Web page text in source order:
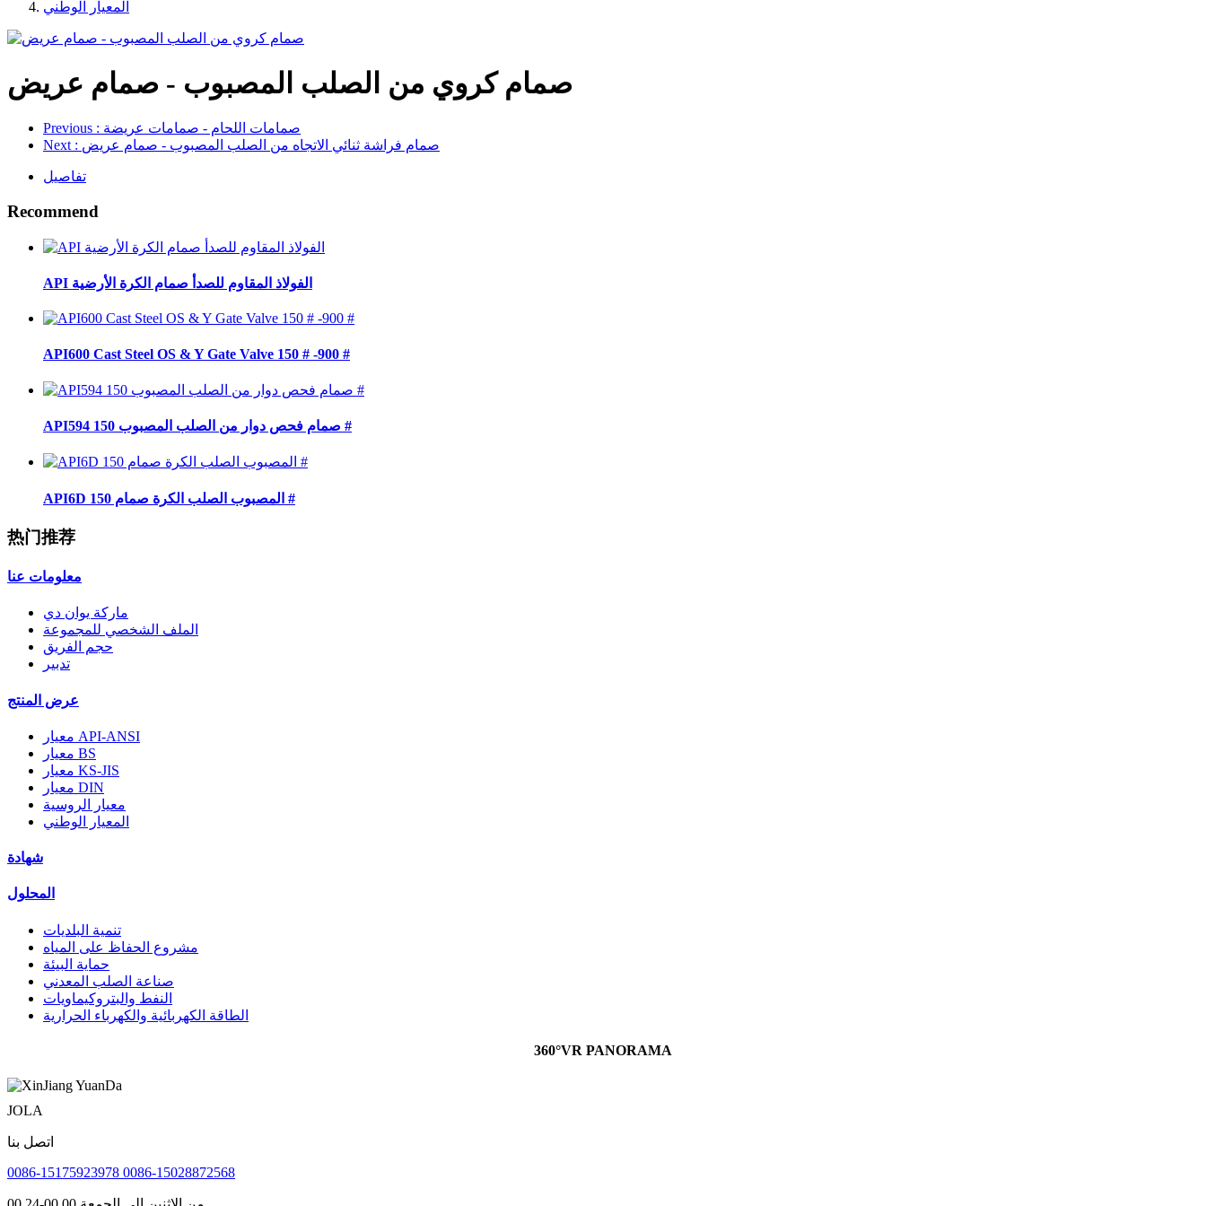
المعيار الوطني
صمام كروي من الصلب المصبوب - صمام عريض
Previous
: صمامات اللحام - صمامات عريضة
Next
: صمام فراشة ثنائي الاتجاه من الصلب المصبوب - صمام عريض
تفاصيل
Recommend
API الفولاذ المقاوم للصدأ صمام الكرة الأرضية
API600 Cast Steel OS & Y Gate Valve 150 # -900 #
API594 صمام فحص دوار من الصلب المصبوب 150 #
API6D المصبوب الصلب الكرة صمام 150 #
热门推荐
معلومات عنا
ماركة يوان دي
الملف الشخصي للمجموعة
حجم الفريق
تدبير
عرض المنتج
معيار API-ANSI
معيار BS
معيار KS-JIS
معيار DIN
معيار الروسية
المعيار الوطني
شهادة
المحلول
تنمية البلديات
مشروع الحفاظ على المياه
حماية البيئة
صناعة الصلب المعدني
النفط والبتروكيماويات
الطاقة الكهربائية والكهرباء الحرارية
360°VR PANORAMA
JOLA
اتصل بنا
0086-15175923978 0086-15028872568